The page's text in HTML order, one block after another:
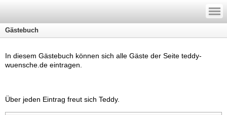
—
—
—
Gästebuch
In diesem Gästebuch können sich alle Gäste der Seite teddy-
wuensche.de eintragen.
Über jeden Eintrag freut sich Teddy.